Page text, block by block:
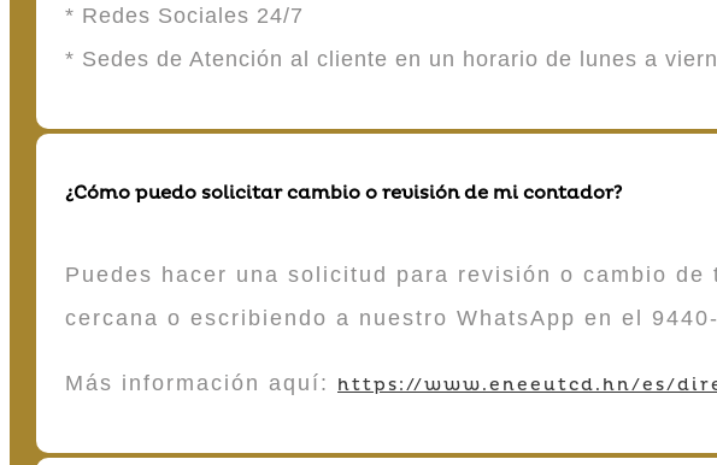
* Redes Sociales 24/7
* Sedes de Atención al cliente en un horario de lunes a
¿Cómo puedo solicitar cambio o revisión de mi contador?
Puedes hacer una solicitud para revisión o cambio
cercana o escribiendo a nuestro WhatsApp en el
Más información aquí: https://www.eneeutcd.hn/es/